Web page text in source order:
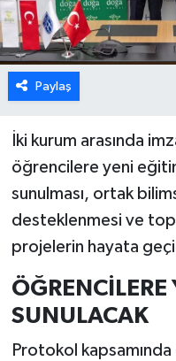
Paylaş
İki kurum arasında
öğrencilere yeni
sunulması, ortak
desteklenmesi ve
projelerin hayata
ÖĞRENCİLERE
SUNULACAK
Protokol
Foto Galeri
Gediz
Genel
Gündem
Hisarcık
Köşe Yazıları
Kültür Sanat